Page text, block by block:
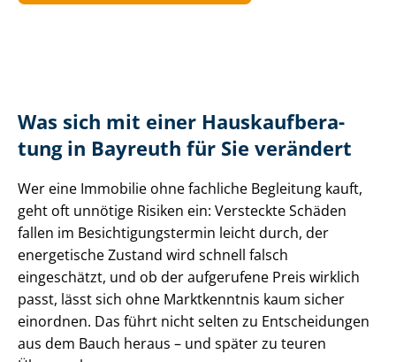
Was sich mit einer Haus­kauf­be­ra­
tung in Bayreuth für Sie verändert
Wer eine Immobilie ohne fachliche Begleitung kauft,
geht oft unnötige Risiken ein: Versteckte Schäden
fallen im Be­sich­ti­gungs­ter­min leicht durch, der
energetische Zustand wird schnell falsch
eingeschätzt, und ob der aufgerufene Preis wirklich
passt, lässt sich ohne Marktkenntnis kaum sicher
einordnen. Das führt nicht selten zu Entscheidungen
aus dem Bauch heraus – und später zu teuren